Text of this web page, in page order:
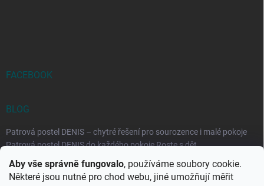
Aby vše správně fungovalo, používáme soubory cookie.
Některé jsou nutné pro chod webu, jiné umožňují měřit
FACEBOOK
BLOG
Patrová postel DENIS – chytré řešení pro sourozence i malé pokoje
Patrová postel DENIS do každého pokoje Roste s dět...
Rozkládací postele RELAX – ideální řešení pro malé prostory i
každodenní spaní